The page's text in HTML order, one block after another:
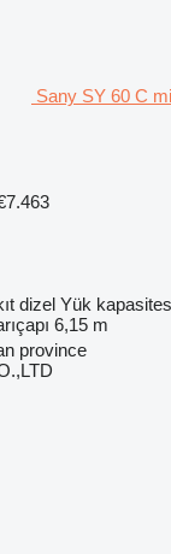
Sany SY 60 C
dizel Yük
6,15 m
province